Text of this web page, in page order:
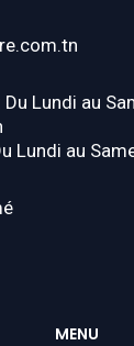
Lundi au
Lundi au
MENU